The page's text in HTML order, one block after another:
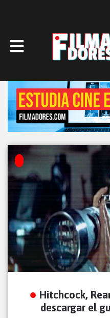
Hitchcock,
descargar el